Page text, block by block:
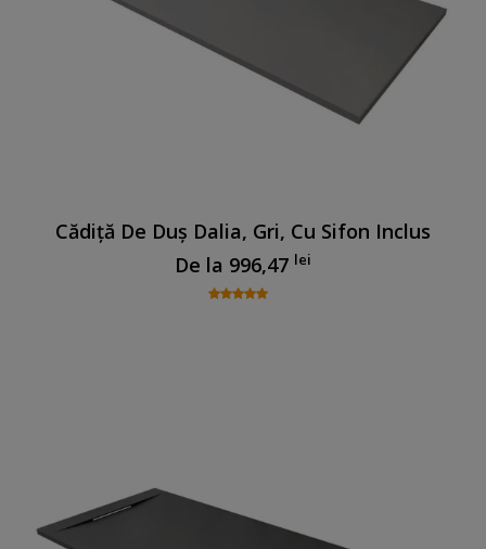
Cădiță De Duș Dalia, Gri, Cu Sifon Inclus
De la 996,47 lei